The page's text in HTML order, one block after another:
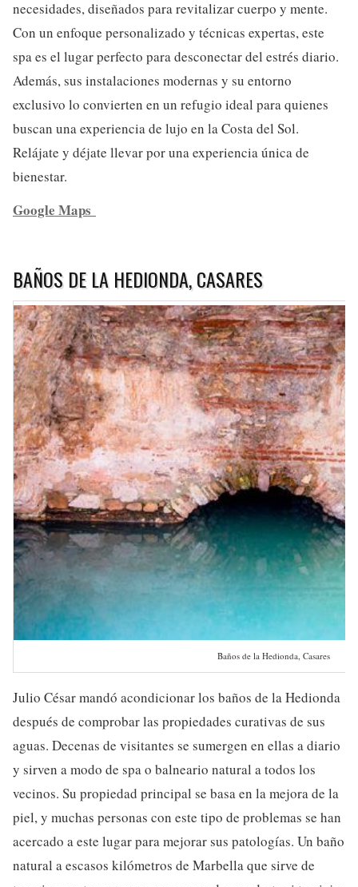
necesidades, diseñados para revitalizar cuerpo y mente.
Con un enfoque personalizado y técnicas expertas, este
spa es el lugar perfecto para desconectar del estrés diario.
Además, sus instalaciones modernas y su entorno
exclusivo lo convierten en un refugio ideal para quienes
buscan una experiencia de lujo en la Costa del Sol.
Relájate y déjate llevar por una experiencia única de
bienestar.
Google Maps
BAÑOS DE LA HEDIONDA, CASARES
Baños de la Hedionda, Casares
Julio César mandó acondicionar los baños de la Hedionda
después de comprobar las propiedades curativas de sus
aguas. Decenas de visitantes se sumergen en ellas a diario
y sirven a modo de spa o balneario natural a todos los
vecinos. Su propiedad principal se basa en la mejora de la
piel, y muchas personas con este tipo de problemas se han
acercado a este lugar para mejorar sus patologías. Un baño
natural a escasos kilómetros de Marbella que sirve de